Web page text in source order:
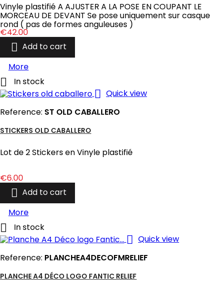
Vinyle plastifié A AJUSTER A LA POSE EN COUPANT LE
MORCEAU DE DEVANT Se pose uniquement sur casque
rond ( pas de formes anguleuses )
Price
€42.00
 Add to cart
More
 In stock
 Quick view
Reference: ST OLD CABALLERO
STICKERS OLD CABALLERO
Lot de 2 Stickers en Vinyle plastifié
Price
€6.00
 Add to cart
More
 In stock
 Quick view
Reference: PLANCHEA4DECOFMRELIEF
PLANCHE A4 DÉCO LOGO FANTIC RELIEF